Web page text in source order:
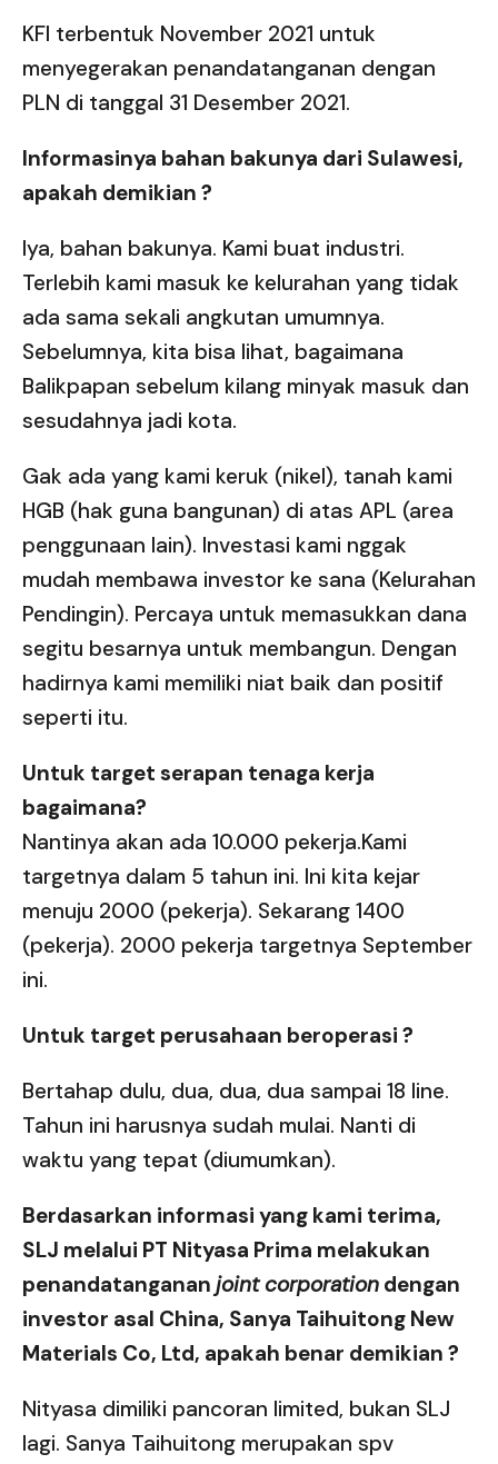
KFI terbentuk November 2021 untuk
menyegerakan penandatanganan dengan
PLN di tanggal 31 Desember 2021.
Informasinya bahan bakunya dari Sulawesi,
apakah demikian ?
Iya, bahan bakunya. Kami buat industri.
Terlebih kami masuk ke kelurahan yang tidak
ada sama sekali angkutan umumnya.
Sebelumnya, kita bisa lihat, bagaimana
Balikpapan sebelum kilang minyak masuk dan
sesudahnya jadi kota.
Gak ada yang kami keruk (nikel), tanah kami
HGB (hak guna bangunan) di atas APL (area
penggunaan lain). Investasi kami nggak
mudah membawa investor ke sana (Kelurahan
Pendingin). Percaya untuk memasukkan dana
segitu besarnya untuk membangun. Dengan
hadirnya kami memiliki niat baik dan positif
seperti itu.
Untuk target serapan tenaga kerja
bagaimana?
Nantinya akan ada 10.000 pekerja.Kami
targetnya dalam 5 tahun ini. Ini kita kejar
menuju 2000 (pekerja). Sekarang 1400
(pekerja). 2000 pekerja targetnya September
ini.
Untuk target perusahaan beroperasi ?
Bertahap dulu, dua, dua, dua sampai 18 line.
Tahun ini harusnya sudah mulai. Nanti di
waktu yang tepat (diumumkan).
Berdasarkan informasi yang kami terima,
SLJ melalui PT Nityasa Prima melakukan
penandatanganan joint corporation dengan
investor asal China, Sanya Taihuitong New
Materials Co, Ltd, apakah benar demikian ?
Nityasa dimiliki pancoran limited, bukan SLJ
lagi. Sanya Taihuitong merupakan spv